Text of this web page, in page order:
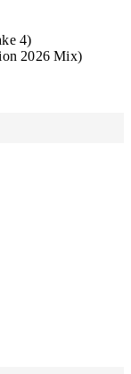
4)
2026 Mix)